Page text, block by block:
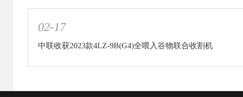
02-17
中联收获2023款4LZ-9B(G4)全喂入谷物联合收割机